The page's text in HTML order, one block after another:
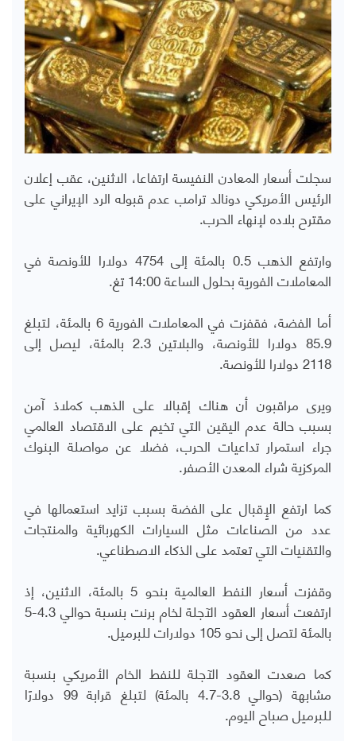
سجلت أسعار المعادن النفيسة ارتفاعا، الاثنين، عقب إعلان
الرئيس الأمريكي دونالد ترامب عدم قبوله الرد الإيراني على
مقترح بلاده لإنهاء الحرب.
وارتفع الذهب 0.5 بالمئة إلى 4754 دولارا للأونصة في
المعاملات الفورية بحلول الساعة 14:00 تغ.
أما الفضة، فقفزت في المعاملات الفورية 6 بالمئة، لتبلغ
85.9 دولارا للأونصة، والبلاتين 2.3 بالمئة، ليصل إلى
2118 دولارا للأونصة.
ويرى مراقبون أن هناك إقبالا على الذهب كملاذ آمن
بسبب حالة عدم اليقين التي تخيم على الاقتصاد العالمي
جراء استمرار تداعيات الحرب، فضلا عن مواصلة البنوك
المركزية شراء المعدن الأصفر.
كما ارتفع الإٍقبال على الفضة بسبب تزايد استعمالها في
عدد من الصناعات مثل السيارات الكهربائية والمنتجات
والتقنيات التي تعتمد على الذكاء الاصطناعي.
وقفزت أسعار النفط العالمية بنحو 5 بالمئة، الاثنين، إذ
ارتفعت أسعار العقود الآجلة لخام برنت بنسبة حوالي 4.3-5
بالمئة لتصل إلى نحو 105 دولارات للبرميل.
كما صعدت العقود الآجلة للنفط الخام الأمريكي بنسبة
مشابهة (حوالي 3.8-4.7 بالمئة) لتبلغ قرابة 99 دولارًا
للبرميل صباح اليوم.